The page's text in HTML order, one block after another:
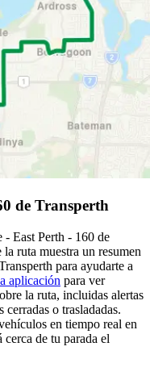
de Transperth
- East Perth - 160 de
ruta muestra un resumen
para ayudarte a
aplicación para ver
la ruta, incluidas alertas
cerradas o trasladadas.
en tiempo real en
cerca de tu parada el